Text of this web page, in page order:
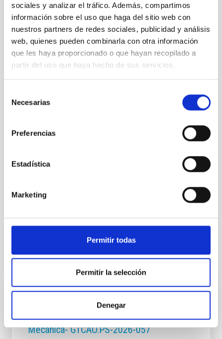
sociales y analizar el tráfico. Además, compartimos
información sobre el uso que haga del sitio web con
nuestros partners de redes sociales, publicidad y análisis
web, quienes pueden combinarla con otra información
que les haya proporcionado o que hayan recopilado a
partir del uso que haya hecho de sus servicios.
Necesarias
Preferencias
Estadística
Marketing
Permitir todas
Permitir la selección
Denegar
NO
PS-2022-062 BASES CONVOCATORIA
ANEXO III SOLICITUD
Te puede interesar
Dos contratos - Ingeniería Especialidad
Mecánica- GTCAO.PS-2026-057